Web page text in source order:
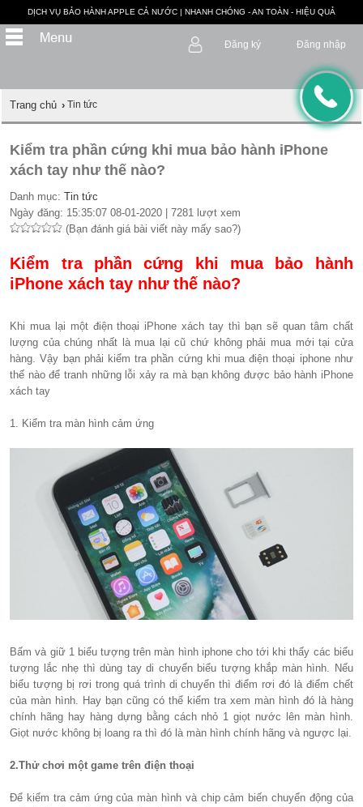
DỊCH VỤ BẢO HÀNH APPLE CẢ NƯỚC | NHANH CHÓNG - AN TOÀN - HIỆU QUẢ
Đăng nhập
Đăng ký
Trang chủ › Tin tức
Kiểm tra phần cứng khi mua bảo hành iPhone
xách tay như thế nào?
Danh mục:Tin tức
Ngày đăng: 15:35:07 08-01-2020 | 7281 lượt xem
(Bạn đánh giá bài viết này mấy sao?)
Kiểm tra phần cứng khi mua bảo hành
iPhone xách tay như thế nào?
Khi mua lại một điện thoại iPhone xách tay thì bạn sẽ quan tâm chất
lượng của chúng nhất là mua lại cũ chứ không phải mua mới tại cửa
hàng. Vậy bạn phải kiểm tra phần cứng khi mua điện thoại iphone như
thế nào để tranh những lỗi xảy ra mà bạn không được bảo hành iPhone
xách tay
1. Kiểm tra màn hình cảm ứng
Bấm và giữ 1 biểu tượng trên màn hình iphone cho tới khi thấy các biểu
tượng lắc nhẹ thì dùng tay di chuyển biểu tượng khắp màn hình. Nếu
biểu tượng bị rơi trong quá trình di chuyển thì điểm rơi đó là điểm chết
của màn hình. Hay bạn cũng có thể kiểm tra xem màn hình đó là hàng
chính hãng hay hàng dựng bằng cách nhỏ 1 giọt nước lên màn hình.
Giọt nước không bị loang ra thì đó là màn hình chính hãng và ngược lại.
2.Thử chơi một game trên điện thoại
Để kiểm tra cảm ứng của màn hình và chip cảm biến chuyển động của